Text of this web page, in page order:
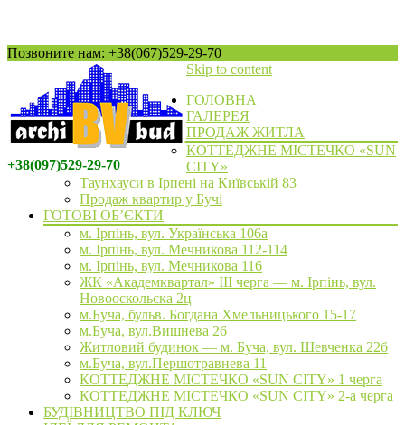
Позвоните нам: +38(067)529-29-70
+38(097)529-29-70
Skip to content
ГОЛОВНА
ГАЛЕРЕЯ
ПРОДАЖ ЖИТЛА
КОТТЕДЖНЕ МІСТЕЧКО «SUN
CITY»
Таунхауси в Ірпені на Київській 83
Продаж квартир у Бучі
ГОТОВІ ОБ’ЄКТИ
м. Ірпінь, вул. Українська 106а
м. Ірпінь, вул. Мечникова 112-114
м. Ірпінь, вул. Мечникова 116
ЖК «Академквартал» III черга — м. Ірпінь, вул.
Новооскольска 2ц
м.Буча, бульв. Богдана Хмельницького 15-17
м.Буча, вул.Вишнева 26
Житловий будинок — м. Буча, вул. Шевченка 22б
м.Буча, вул.Першотравнева 11
КОТТЕДЖНЕ МІСТЕЧКО «SUN CITY» 1 черга
КОТТЕДЖНЕ МІСТЕЧКО «SUN CITY» 2-а черга
БУДІВНИЦТВО ПІД КЛЮЧ